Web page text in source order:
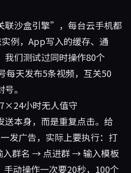
联沙盒引擎”，每台云手机都
例，App写入的缓存、通
我们测试过同时操作80个
每天发布5条视频，互关50
。
小时无人值守
送本身，而是重复点击。给
发广告，实际上要执行：打
群名 → 点进群 → 输入模板
动操作一次要20秒，100个